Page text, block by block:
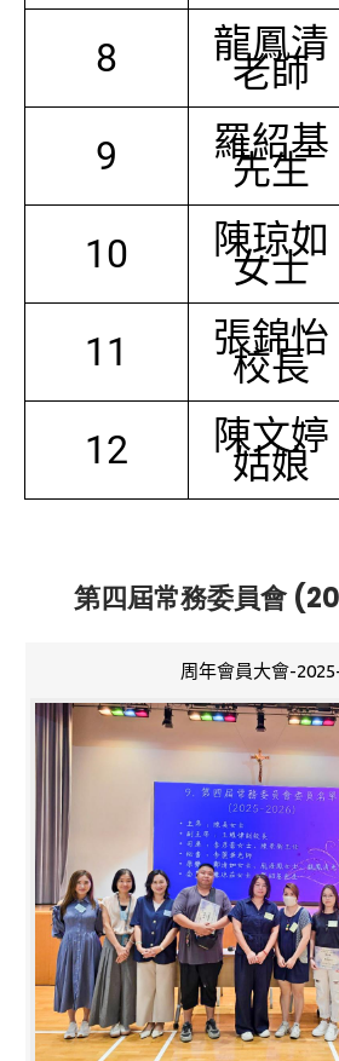
8 龍鳳清
老師
9 羅紹基
先生
10 陳琼如
女士
11 張錦怡
校長
12 陳文婷
姑娘
第四屆常務委員會
周年會員大會-